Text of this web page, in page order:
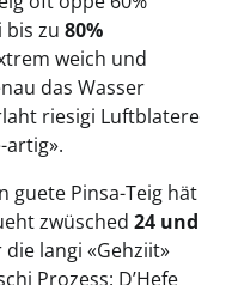
bis zu 80%
weich und
das Wasser
riesigi Luftblatere
artig».
guete Pinsa-Teig hät
zwüsched 24 und
langi «Gehziit»
Prozess: D’Hefe